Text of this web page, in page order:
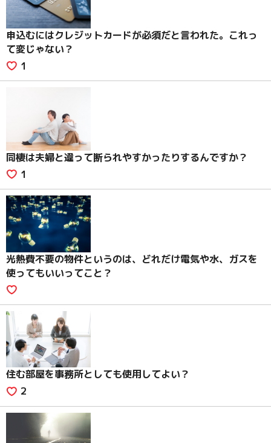
申込むにはクレジットカードが必須だと言われた。これっ
て変じゃない？
1
同棲は夫婦と違って断られやすかったりするんですか？
1
光熱費不要の物件というのは、どれだけ電気や水、ガスを
使ってもいいってこと？
住む部屋を事務所としても使用してよい？
2